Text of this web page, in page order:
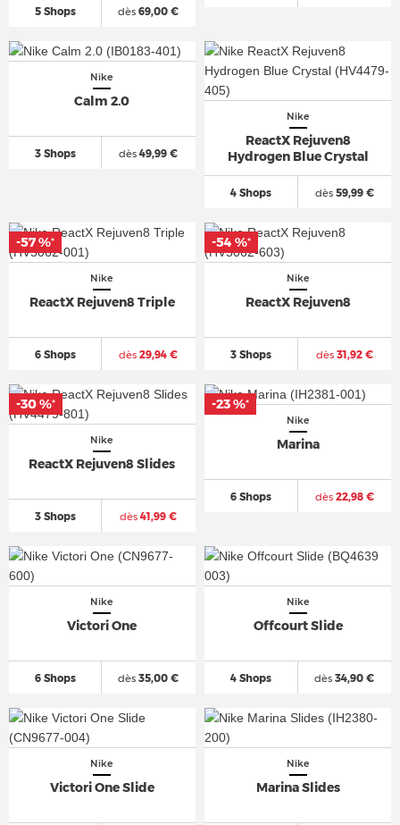
5 Shops dès 69,00 €
Nike
Calm 2.0
3 Shops dès 49,99 €
Nike
ReactX Rejuven8
Hydrogen Blue Crystal
4 Shops dès59,99 €
Nike
ReactX Rejuven8 Triple
6 Shops dès 29,94 €
-57 %*
Nike
ReactX Rejuven8
3 Shops dès31,92 €
-54 %*
Nike
ReactX Rejuven8 Slides
3 Shops dès 41,99 €
-30 %*
Nike
Marina
6 Shops dès22,98 €
-23 %*
Nike
Victori One
6 Shops dès 35,00 €
Nike
Offcourt Slide
4 Shops dès 34,90 €
Nike
Victori One Slide
Nike
Marina Slides